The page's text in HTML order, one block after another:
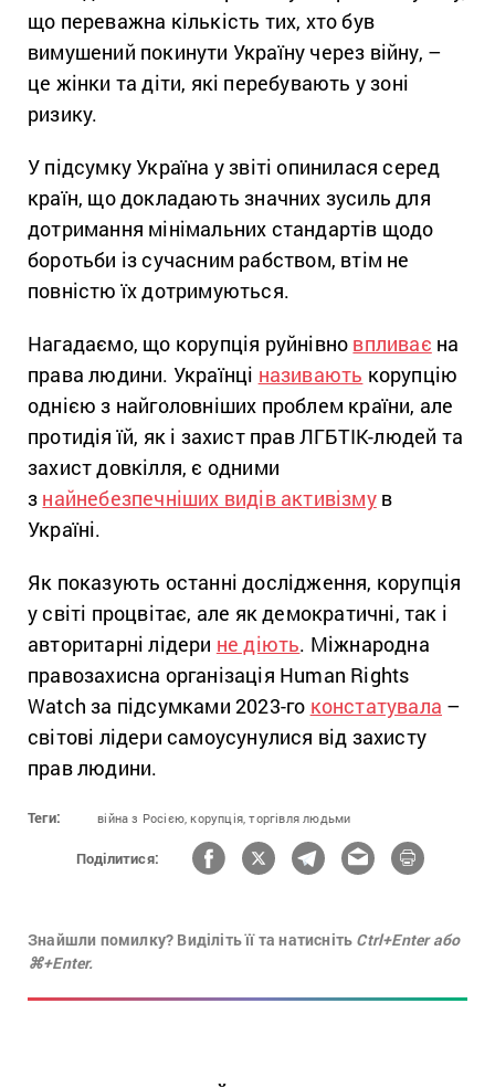
що переважна кількість тих, хто був
вимушений покинути Україну через війну, –
це жінки та діти, які перебувають у зоні
ризику.
У підсумку Україна у звіті опинилася серед
країн, що докладають значних зусиль для
дотримання мінімальних стандартів щодо
боротьби із сучасним рабством, втім не
повністю їх дотримуються.
Нагадаємо, що корупція руйнівно впливає на
права людини. Українці називають корупцію
однією з найголовніших проблем країни, але
протидія їй, як і захист прав ЛГБТІК-людей та
захист довкілля, є одними
з найнебезпечніших видів активізмув
Україні.
Як показують останні дослідження, корупція
у світі процвітає, але як демократичні, так і
авторитарні лідери не діють. Міжнародна
правозахисна організація Human Rights
Watch за підсумками 2023-го констатувала –
світові лідери самоусунулися від захисту
прав людини.
Теги: війна з Росією, корупція, торгівля людьми
Поділитися:
Знайшли помилку? Виділіть її та натисніть Ctrl+Enter або
⌘+Enter.